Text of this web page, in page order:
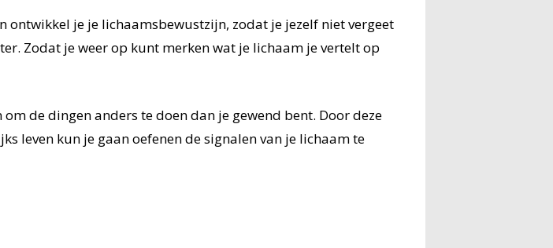
ontwikkel je je lichaamsbewustzijn, zodat je jezelf niet vergeet
Zodat je weer op kunt merken wat je lichaam je vertelt op
de dingen anders te doen dan je gewend bent. Door deze
leven kun je gaan oefenen de signalen van je lichaam te